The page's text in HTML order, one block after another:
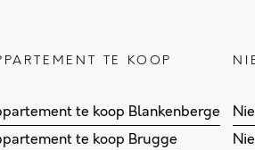
TE KOOP
te koop Blankenberge
te koop Brugge